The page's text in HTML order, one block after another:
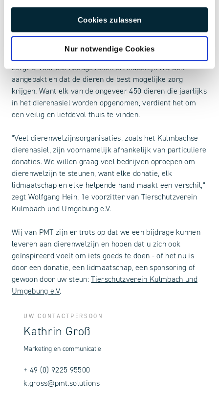
Cookies zulassen
Nur notwendige Cookies
Tierheim Kulmbach und Umgebung e.V. doet uitstekend
werk door niet alleen honden, katten en kleine dieren op
te vangen, maar ook wilde dieren en exoten met hun
speciale behoeften te verzorgen. Hun 24-uurs service
zorgt ervoor dat noodgevallen onmiddellijk worden
aangepakt en dat de dieren de best mogelijke zorg
krijgen. Want elk van de ongeveer 450 dieren die jaarlijks
in het dierenasiel worden opgenomen, verdient het om
een veilig en liefdevol thuis te vinden.
"Veel dierenwelzijnsorganisaties, zoals het Kulmbachse
dierenasiel, zijn voornamelijk afhankelijk van particuliere
donaties. We willen graag veel bedrijven oproepen om
dierenwelzijn te steunen, want elke donatie, elk
lidmaatschap en elke helpende hand maakt een verschil,"
zegt Wolfgang Hein, 1e voorzitter van Tierschutzverein
Kulmbach und Umgebung e.V.
Wij van PMT zijn er trots op dat we een bijdrage kunnen
leveren aan dierenwelzijn en hopen dat u zich ook
geïnspireerd voelt om iets goeds te doen - of het nu is
door een donatie, een lidmaatschap, een sponsoring of
gewoon door uw steun:Tierschutzverein Kulmbach und
Umgebung e.V.
UW CONTACTPERSOON
Kathrin Groß
Marketing en communicatie
+ 49 (0) 9225 95500
k.gross@pmt.solutions